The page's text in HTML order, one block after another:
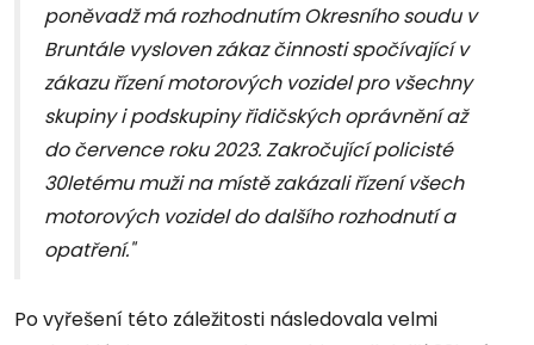
poněvadž má rozhodnutím Okresního soudu v
Bruntále vysloven zákaz činnosti spočívající v
zákazu řízení motorových vozidel pro všechny
skupiny i podskupiny řidičských oprávnění až
do července roku 2023. Zakročující policisté
30letému muži na místě zakázali řízení všech
motorových vozidel do dalšího rozhodnutí a
opatření."
Po vyřešení této záležitosti následovala velmi